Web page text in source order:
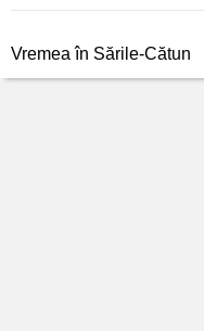
Vremea în Sările-Cătun